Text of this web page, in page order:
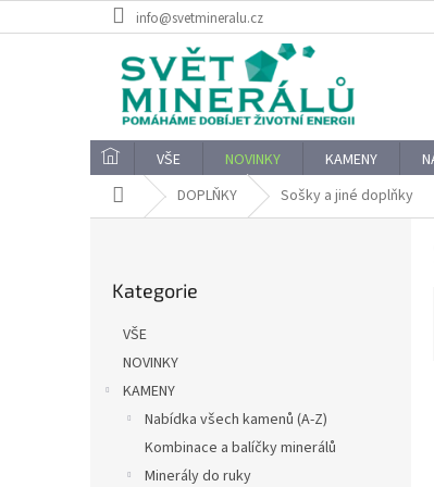
na
info@svetmineralu.cz
VŠE NOVINKY KAMENY
Domů DOPLŇKY Sošky a jiné doplňky
kategorie
Kategorie
VŠE
NOVINKY
KAMENY
Nabídka všech kamenů (A-Z)
Kombinace a balíčky minerálů
Minerály do ruky